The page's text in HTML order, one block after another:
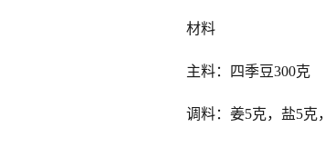
材料
主料：四季豆300克
调料：姜5克，盐5克